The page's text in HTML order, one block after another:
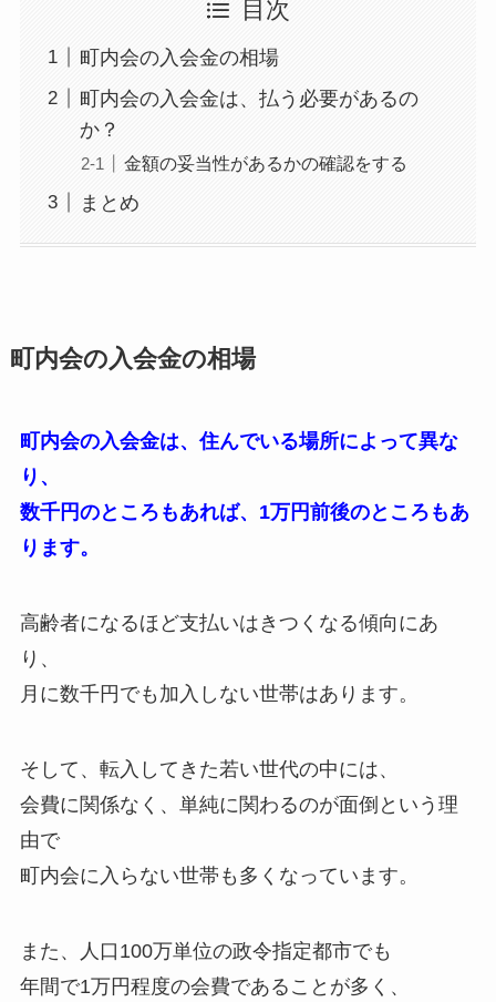
目次
町内会の入会金の相場
町内会の入会金は、払う必要があるの
か？
金額の妥当性があるかの確認をする
まとめ
町内会の入会金の相場
町内会の入会金は、住んでいる場所によって異な
り、
数千円のところもあれば、1万円前後のところもあ
ります。
高齢者になるほど支払いはきつくなる傾向にあ
り、
月に数千円でも加入しない世帯はあります。
そして、転入してきた若い世代の中には、
会費に関係なく、単純に関わるのが面倒という理
由で
町内会に入らない世帯も多くなっています。
また、人口100万単位の政令指定都市でも
年間で1万円程度の会費であることが多く、